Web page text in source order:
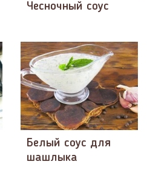
Чесночный соус
Белый соус для
шашлыка